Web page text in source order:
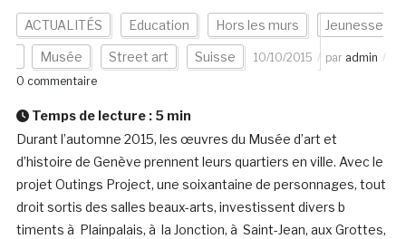
ACTUALITÉS Education Hors les murs Jeunesse
Musée Street art Suisse 10/10/2015 par admin
0 commentaire
Temps de lecture : 5 min
Durant l’automne 2015, les œuvres du Musée d’art et
d’histoire de Genève prennent leurs quartiers en ville. Avec le
projet Outings Project, une soixantaine de personnages, tout
droit sortis des salles beaux-arts, investissent divers b
timents à Plainpalais, à la Jonction, à Saint-Jean, aux Grottes,